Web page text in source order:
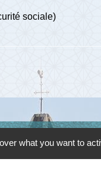
sociale)
what you want to